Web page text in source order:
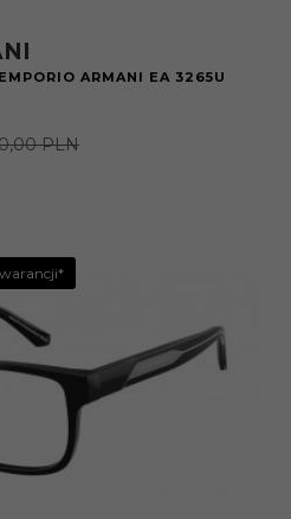
ARMANI EA 3265U
PLN